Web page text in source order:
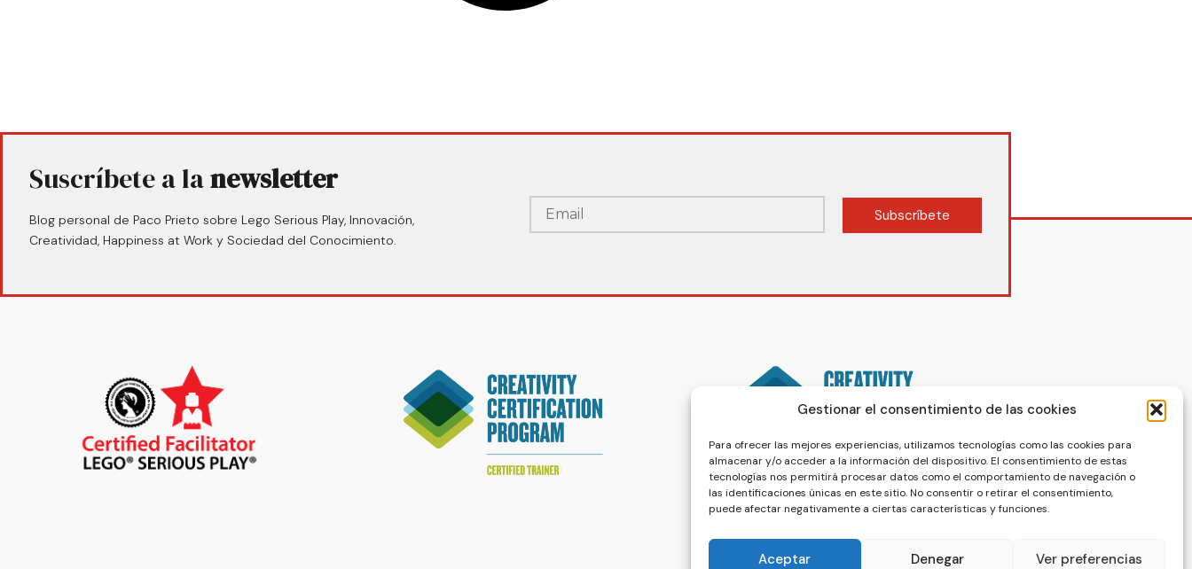
Gestionar el consentimiento de las cookies
Para ofrecer las mejores experiencias, utilizamos tecnologías como las cookies para
almacenar y/o acceder a la información del dispositivo. El consentimiento de estas
tecnologías nos permitirá procesar datos como el comportamiento de navegación o
las identificaciones únicas en este sitio. No consentir o retirar el consentimiento,
puede afectar negativamente a ciertas características y funciones.
Aceptar Denegar Ver preferencias
Suscríbete a lanewsletter
Blog personal de Paco Prieto sobre Lego Serious Play, Innovación,
Creatividad, Happiness at Work y Sociedad del Conocimiento.
Subscríbete